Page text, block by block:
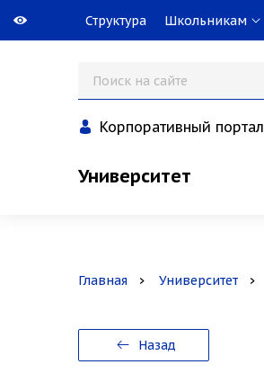
Структура Школьникам
Корпоративный портал
Университет
Главная Университет
Назад